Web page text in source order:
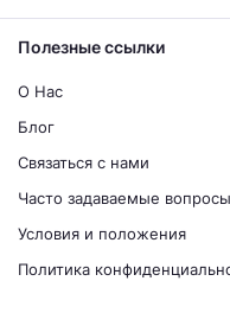
Полезные ссылки
О Нас
Блог
Связаться с нами
Часто задаваемые вопросы
Условия и положения
Политика